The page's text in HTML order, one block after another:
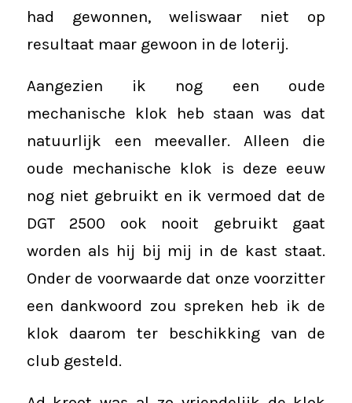
had gewonnen, weliswaar niet op
resultaat maar gewoon in de loterij.
Aangezien ik nog een oude
mechanische klok heb staan was dat
natuurlijk een meevaller. Alleen die
oude mechanische klok is deze eeuw
nog niet gebruikt en ik vermoed dat de
DGT 2500 ook nooit gebruikt gaat
worden als hij bij mij in de kast staat.
Onder de voorwaarde dat onze voorzitter
een dankwoord zou spreken heb ik de
klok daarom ter beschikking van de
club gesteld.